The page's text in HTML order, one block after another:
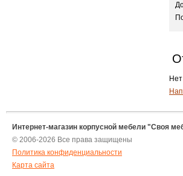
Интернет-магазин корпусной мебели "Своя
© 2006-2026 Все права защищены
Политика конфиденциальности
Карта сайта